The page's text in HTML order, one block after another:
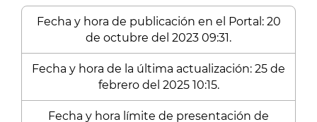
Fecha y hora de publicación en el Portal: 20
de octubre del 2023 09:31.
Fecha y hora de la última actualización: 25 de
febrero del 2025 10:15.
Fecha y hora límite de presentación de